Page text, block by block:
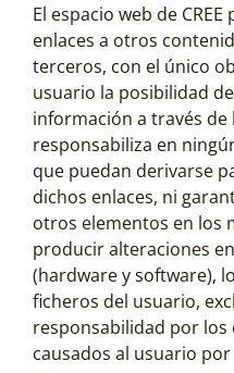
El espacio web de
enlaces a otros
terceros, con el único
usuario la posibilidad
información a través de
responsabiliza en
que puedan derivarse
dichos enlaces, ni
otros elementos en los
producir alteraciones
(hardware y software),
ficheros del usuario,
responsabilidad por los
causados al usuario